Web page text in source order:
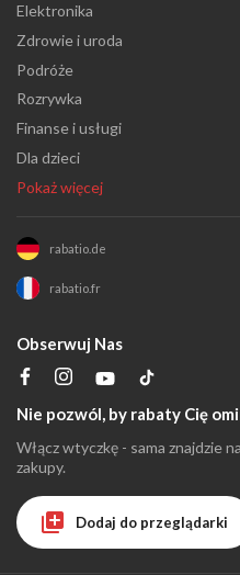
Elektronika
Zdrowie i uroda
Podróże
Rozrywka
Finanse i usługi
Dla dzieci
Pokaż więcej
rabatio.de
rabatio.fr
Obserwuj Nas
Nie pozwól, by rabaty Cię
Włącz wtyczkę - sama znajdzie
zakupy.
Dodaj do przeglądarki